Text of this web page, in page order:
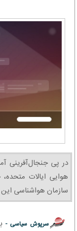
در پی جنجال‌آفرینی
هوایی ایالات
سازمان هواشناسی این
سرپوش سیاسی -